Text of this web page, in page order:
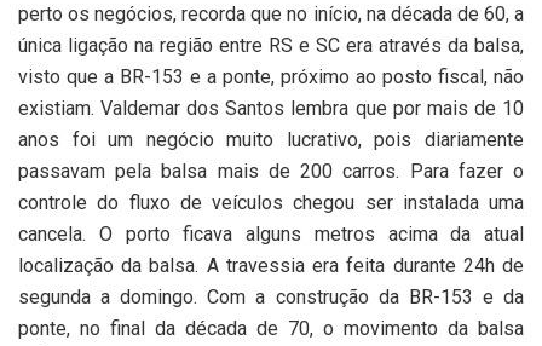
perto os negócios, recorda que no início, na década de 60, a
única ligação na região entre RS e SC era através da balsa,
visto que a BR-153 e a ponte, próximo ao posto fiscal, não
existiam. Valdemar dos Santos lembra que por mais de 10
anos foi um negócio muito lucrativo, pois diariamente
passavam pela balsa mais de 200 carros. Para fazer o
controle do fluxo de veículos chegou ser instalada uma
cancela. O porto ficava alguns metros acima da atual
localização da balsa. A travessia era feita durante 24h de
segunda a domingo. Com a construção da BR-153 e da
ponte, no final da década de 70, o movimento da balsa